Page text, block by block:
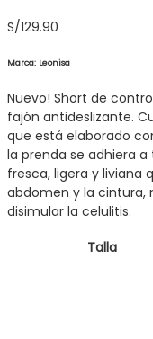
S/129.90
Marca: Leonisa
Nuevo! Short de
fajón antideslizante.
que está elaborado
la prenda se adhiera
fresca, ligera y liviana
abdomen y la cintura,
disimular la celulitis.
Talla